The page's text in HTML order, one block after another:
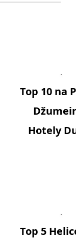
Top 10 na
Hotely
Top 5